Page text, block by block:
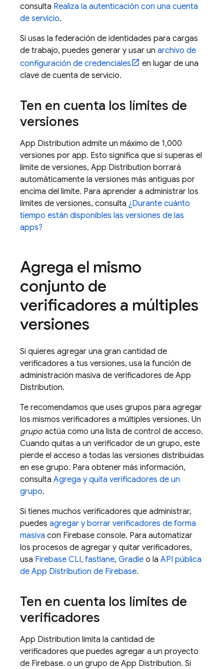
consulta Realiza la autenticación con una cuenta
de servicio.
Si usas la federación de identidades para cargas
de trabajo, puedes generar y usar un archivo de
configuración de credenciales
en lugar de una
clave de cuenta de servicio.
Ten en cuenta los límites de
versiones
App Distribution admite un máximo de 1,000
versiones por app. Esto significa que si superas el
límite de versiones, App Distribution borrará
automáticamente la versiones más antiguas por
encima del límite. Para aprender a administrar los
límites de versiones, consulta ¿Durante cuánto
tiempo están disponibles las versiones de las
apps?
Agrega el mismo
conjunto de
verificadores a múltiples
versiones
Si quieres agregar una gran cantidad de
verificadores a tus versiones, usa la función de
administración masiva de verificadores de App
Distribution.
Te recomendamos que uses grupos para agregar
los mismos verificadores a múltiples versiones. Un
grupo actúa como una lista de control de acceso.
Cuando quitas a un verificador de un grupo, este
pierde el acceso a todas las versiones distribuidas
en ese grupo. Para obtener más información,
consulta Agrega y quita verificadores de un
grupo.
Si tienes muchos verificadores que administrar,
puedes agregar y borrar verificadores de forma
masiva con Firebase console. Para automatizar
los procesos de agregar y quitar verificadores,
usa Firebase CLI, fastlane, Gradle o la API pública
de App Distribution de Firebase.
Ten en cuenta los límites de
verificadores
App Distribution limita la cantidad de
verificadores que puedes agregar a un proyecto
de Firebase. o un grupo de App Distribution. Si